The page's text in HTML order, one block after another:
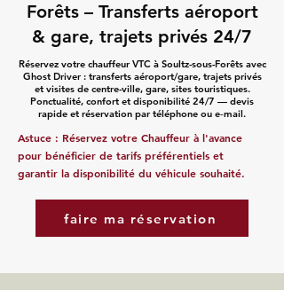
Forêts – Transferts aéroport
& gare, trajets privés 24/7
Réservez votre chauffeur VTC à Soultz-sous-Forêts avec
Ghost Driver : transferts aéroport/gare, trajets privés
et visites de centre-ville, gare, sites touristiques.
Ponctualité, confort et disponibilité 24/7 — devis
rapide et réservation par téléphone ou e‑mail.
Astuce : Réservez votre Chauffeur à l'avance
pour bénéficier de tarifs préférentiels et
garantir la disponibilité du véhicule souhaité.
faire ma réservation